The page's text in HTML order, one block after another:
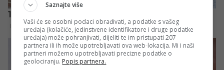
Saznajte više
Vaši će se osobni podaci obrađivati, a podatke s vašeg
uređaja (kolačiće, jedinstvene identifikatore i druge podatke
uređaja) može pohranjivati, dijeliti te im pristupati 207
partnera ili ih može upotrebljavati ova web-lokacija. Mi i naši
partneri možemo upotrebljavati precizne podatke o
geolociranju. Popis partnera.